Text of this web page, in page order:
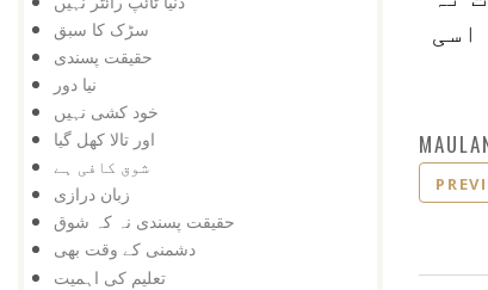
سڑک کا سبق
حقیقت پسندی
نیا دور
خود کشی نہیں
اور تالا کھل گیا
شوق کافی ہے
زبان درازی
حقیقت پسندی نہ کہ شوق
دشمنی کے وقت بھی
تعلیم کی اہمیت
اسی